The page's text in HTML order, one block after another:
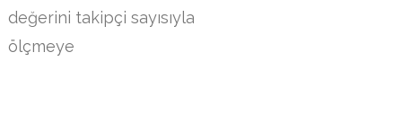
değerini takipçi sayısıyla
ölçmeye